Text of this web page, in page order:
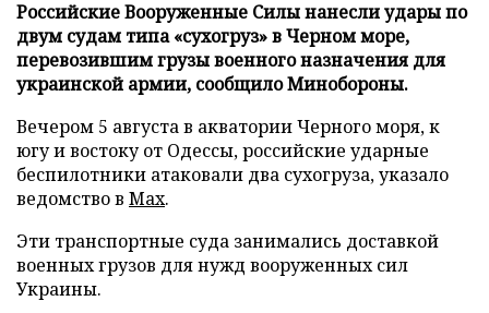
Российские Вооруженные Силы нанесли удары по
двум судам типа «сухогруз» в Черном море,
перевозившим грузы военного назначения для
украинской армии, сообщило Минобороны.
Вечером 5 августа в акватории Черного моря, к
югу и востоку от Одессы, российские ударные
беспилотники атаковали два сухогруза, указало
ведомство в Max.
Эти транспортные суда занимались доставкой
военных грузов для нужд вооруженных сил
Украины.